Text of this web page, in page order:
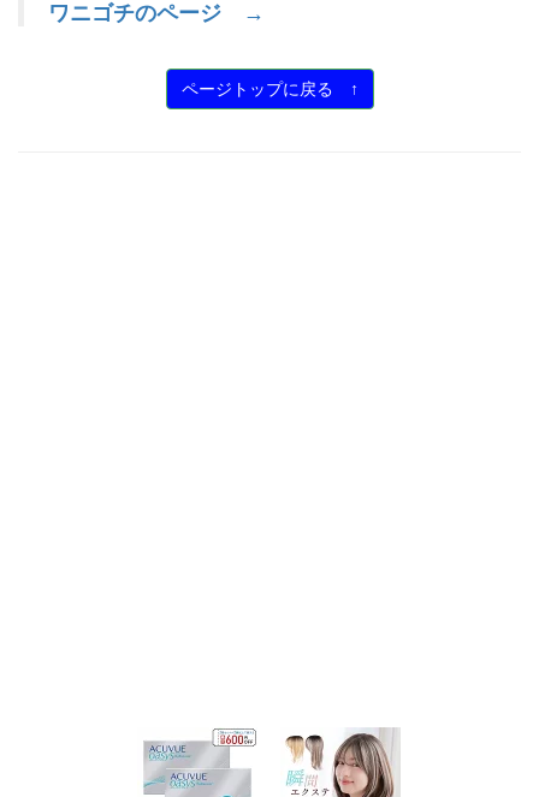
ワニゴチのページ →
ページトップに戻る ↑